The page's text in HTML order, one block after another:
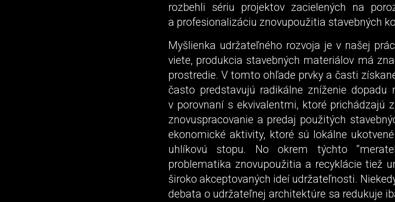
rozbehli sériu projektov zacielených na
a profesionalizáciu znovupoužitia stavebných
Myšlienka udržateľného rozvoja je v našej
viete, produkcia stavebných materiálov má
prostredie. V tomto ohľade prvky a časti
často predstavujú radikálne zníženie dopadu
v porovnaní s ekvivalentmi, ktoré prichádzajú
znovuspracovanie a predaj použitých
ekonomické aktivity, ktoré sú lokálne
uhlíkovú stopu. No okrem týchto
problematika znovupoužitia a recyklácie tiež
široko akceptovaných ideí udržateľnosti.
debata o udržateľnej architektúre sa redukuje